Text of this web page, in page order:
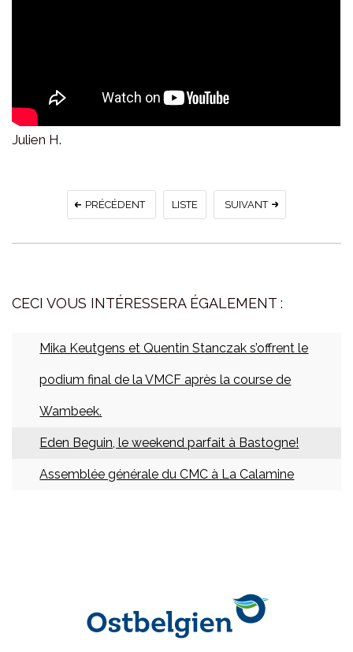
Julien H.
PRÉCÉDENT LISTE SUIVANT
CECI VOUS INTÉRESSERA ÉGALEMENT :
Mika Keutgens et Quentin Stanczak s’offrent le
podium final de la VMCF après la course de
Wambeek.
Eden Beguin, le weekend parfait à Bastogne!
Assemblée générale du CMC à La Calamine